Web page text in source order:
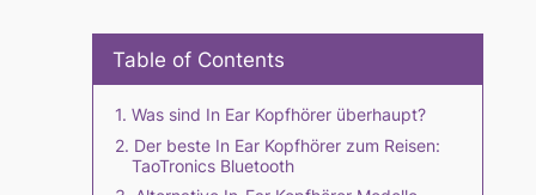
Table of Contents
Was sind In Ear Kopfhörer überhaupt?
Der beste In Ear Kopfhörer zum Reisen:
TaoTronics Bluetooth